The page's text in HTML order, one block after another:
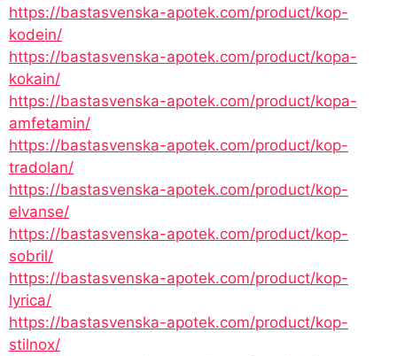
https://bastasvenska-apotek.com/product/kop-
kodein/
https://bastasvenska-apotek.com/product/kopa-
kokain/
https://bastasvenska-apotek.com/product/kopa-
amfetamin/
https://bastasvenska-apotek.com/product/kop-
tradolan/
https://bastasvenska-apotek.com/product/kop-
elvanse/
https://bastasvenska-apotek.com/product/kop-
sobril/
https://bastasvenska-apotek.com/product/kop-
lyrica/
https://bastasvenska-apotek.com/product/kop-
stilnox/